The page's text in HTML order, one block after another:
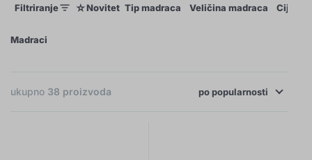
Filtriranje ☆Novitet Tip madraca Veličina madraca Cijena
Madraci
ukupno 38 proizvoda